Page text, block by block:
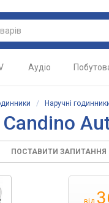
Аудіо
/ Наручні
ПОСТАВИТИ ЗАПИТАННЯ
від